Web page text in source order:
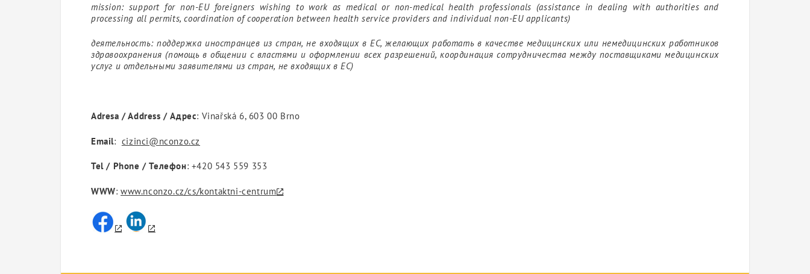
mission: support for non-EU foreigners wishing to work as medical or non-medical health professionals (assistance in dealing with authorities and
processing all permits, coordination of cooperation between health service providers and individual non-EU applicants)
деятельность: поддержка иностранцев из стран, не входящих в ЕС, желающих работать в качестве медицинских или немедицинских работников
здравоохранения (помощь в общении с властями и оформлении всех разрешений, координация сотрудничества между поставщиками медицинских
услуг и отдельными заявителями из стран, не входящих в ЕС)
Adresa / Address / Адрес: Vinařská 6, 603 00 Brno
Email: cizinci@nconzo.cz
Tel / Phone / Телефон: +420 543 559 353
WWW:www.nconzo.cz/cs/kontaktni-centrum